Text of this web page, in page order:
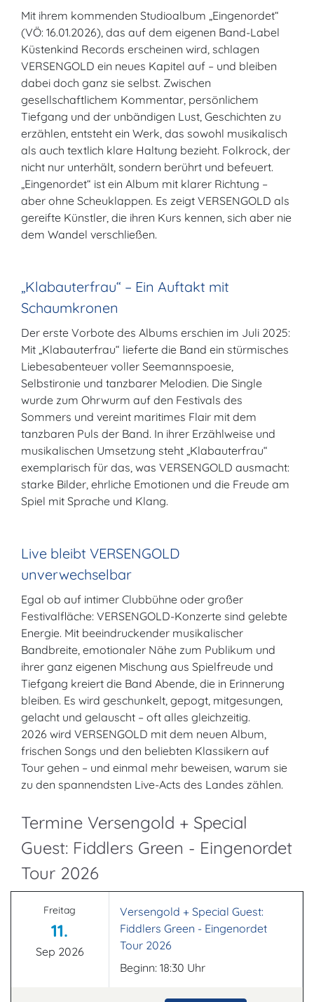
Mit ihrem kommenden Studioalbum „Eingenordet“
(VÖ: 16.01.2026), das auf dem eigenen Band-Label
Küstenkind Records erscheinen wird, schlagen
VERSENGOLD ein neues Kapitel auf – und bleiben
dabei doch ganz sie selbst. Zwischen
gesellschaftlichem Kommentar, persönlichem
Tiefgang und der unbändigen Lust, Geschichten zu
erzählen, entsteht ein Werk, das sowohl musikalisch
als auch textlich klare Haltung bezieht. Folkrock, der
nicht nur unterhält, sondern berührt und befeuert.
„Eingenordet“ ist ein Album mit klarer Richtung –
aber ohne Scheuklappen. Es zeigt VERSENGOLD als
gereifte Künstler, die ihren Kurs kennen, sich aber nie
dem Wandel verschließen.
„Klabauterfrau“ – Ein Auftakt mit
Schaumkronen
Der erste Vorbote des Albums erschien im Juli 2025:
Mit „Klabauterfrau“ lieferte die Band ein stürmisches
Liebesabenteuer voller Seemannspoesie,
Selbstironie und tanzbarer Melodien. Die Single
wurde zum Ohrwurm auf den Festivals des
Sommers und vereint maritimes Flair mit dem
tanzbaren Puls der Band. In ihrer Erzählweise und
musikalischen Umsetzung steht „Klabauterfrau“
exemplarisch für das, was VERSENGOLD ausmacht:
starke Bilder, ehrliche Emotionen und die Freude am
Spiel mit Sprache und Klang.
Live bleibt VERSENGOLD
unverwechselbar
Egal ob auf intimer Clubbühne oder großer
Festivalfläche: VERSENGOLD-Konzerte sind gelebte
Energie. Mit beeindruckender musikalischer
Bandbreite, emotionaler Nähe zum Publikum und
ihrer ganz eigenen Mischung aus Spielfreude und
Tiefgang kreiert die Band Abende, die in Erinnerung
bleiben. Es wird geschunkelt, gepogt, mitgesungen,
gelacht und gelauscht – oft alles gleichzeitig.
2026 wird VERSENGOLD mit dem neuen Album,
frischen Songs und den beliebten Klassikern auf
Tour gehen – und einmal mehr beweisen, warum sie
zu den spannendsten Live-Acts des Landes zählen.
Termine Versengold + Special
Guest: Fiddlers Green - Eingenordet
Tour 2026
Freitag
11.
Sep 2026
Versengold + Special Guest:
Fiddlers Green - Eingenordet
Tour 2026
Beginn: 18:30 Uhr